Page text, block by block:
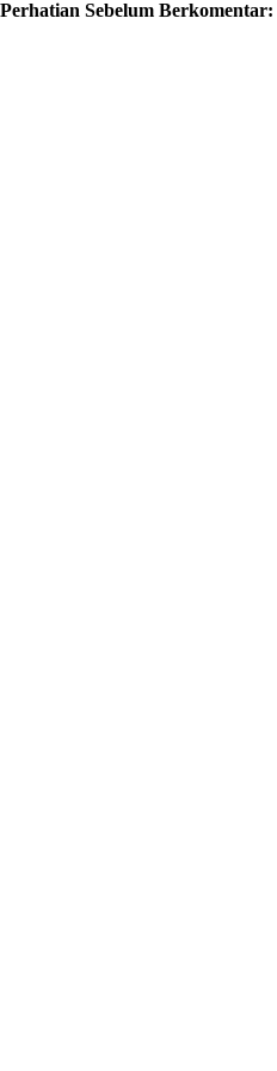
Perhatian Sebelum Berkomentar: